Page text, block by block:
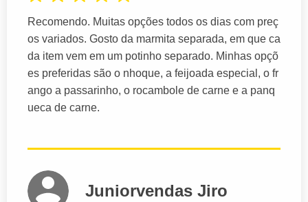
Recomendo. Muitas opções todos os dias com preç
os variados. Gosto da marmita separada, em que ca
da item vem em um potinho separado. Minhas opçõ
es preferidas são o nhoque, a feijoada especial, o fr
ango a passarinho, o rocambole de carne e a panq
ueca de carne.
Juniorvendas Jiro